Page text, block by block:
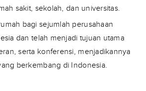
sakit, sekolah, dan universitas.
bagi sejumlah perusahaan
dan telah menjadi tujuan utama
serta konferensi, menjadikannya
berkembang di Indonesia.